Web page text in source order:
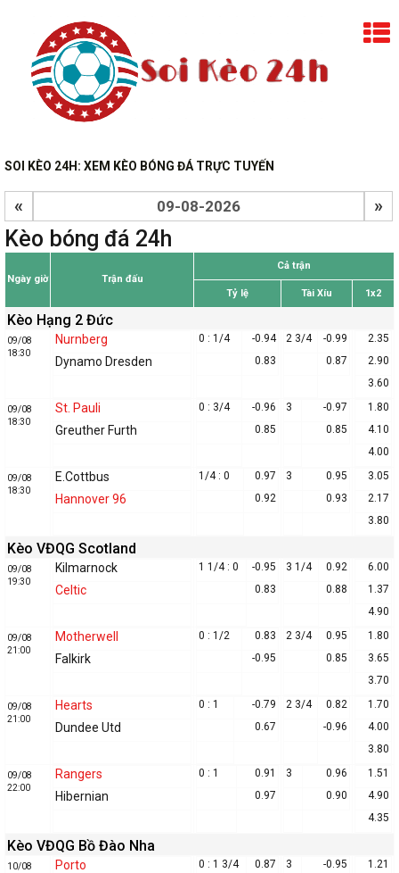
SOI KÈO 24H: XEM KÈO BÓNG ĐÁ TRỰC TUYẾN
« »
Kèo bóng đá 24h
Ngày giờ Trận đấu
Cả trận
Tỷ lệ Tài Xíu 1x2
Kèo Hạng 2 Đức
09/08
18:30
Nurnberg
Dynamo Dresden
0 : 1/4
-0.94
0.83
2 3/4
-0.99
0.87
2.35
2.90
3.60
09/08
18:30
St. Pauli
Greuther Furth
0 : 3/4
-0.96
0.85
3
-0.97
0.85
1.80
4.10
4.00
09/08
18:30
E.Cottbus
Hannover 96
1/4 : 0
0.97
0.92
3
0.95
0.93
3.05
2.17
3.80
Kèo VĐQG Scotland
09/08
19:30
Kilmarnock
Celtic
1 1/4 : 0
-0.95
0.83
3 1/4
0.92
0.88
6.00
1.37
4.90
09/08
21:00
Motherwell
Falkirk
0 : 1/2
0.83
-0.95
2 3/4
0.95
0.85
1.80
3.65
3.70
09/08
21:00
Hearts
Dundee Utd
0 : 1
-0.79
0.67
2 3/4
0.82
-0.96
1.70
4.00
3.80
09/08
22:00
Rangers
Hibernian
0 : 1
0.91
0.97
3
0.96
0.90
1.51
4.90
4.35
Kèo VĐQG Bồ Đào Nha
10/08
Porto
0 : 1 3/4
0.87
3
-0.95
1.21